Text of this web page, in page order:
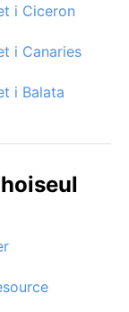
i Ciceron
i Canaries
i Balata